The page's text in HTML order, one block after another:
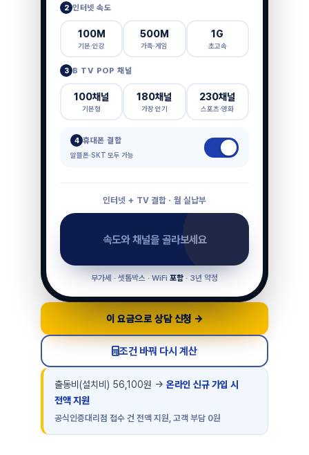
2 인터넷 속도
100M
기본·인강
500M
가족·게임
1G
초고속
3 B TV POP 채널
100채널
기본형
180채널
가장 인기
230채널
스포츠·영화
4 휴대폰 결합
알뜰폰·SKT 모두 가능
인터넷 + TV 결합 · 월 실납부
속도와 채널을 골라보세요
부가세 · 셋톱박스 · WiFi 포함 · 3년 약정
이 요금으로 상담 신청 →
조건 바꿔 다시 계산
출동비(설치비) 56,100원 → 온라인 신규 가입 시
전액 지원
공식인증대리점 접수 건 전액 지원, 고객 부담 0원